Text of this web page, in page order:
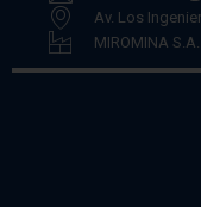
Av. Los
MIROMINA